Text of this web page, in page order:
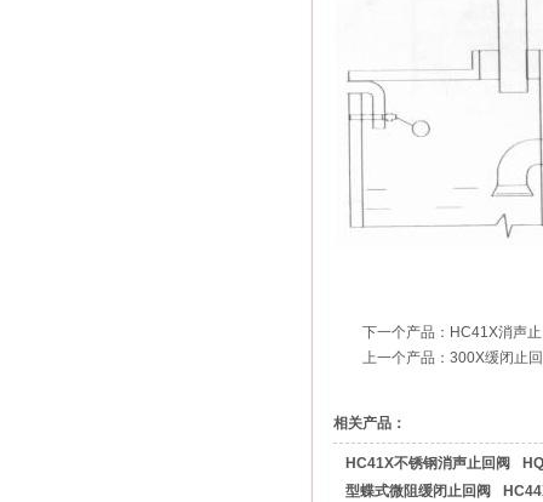
下一个产品： HC41X消声
上一个产品： 300X缓闭止
相关产品：
HC41X不锈钢消声止回阀
型蝶式微阻缓闭止回阀